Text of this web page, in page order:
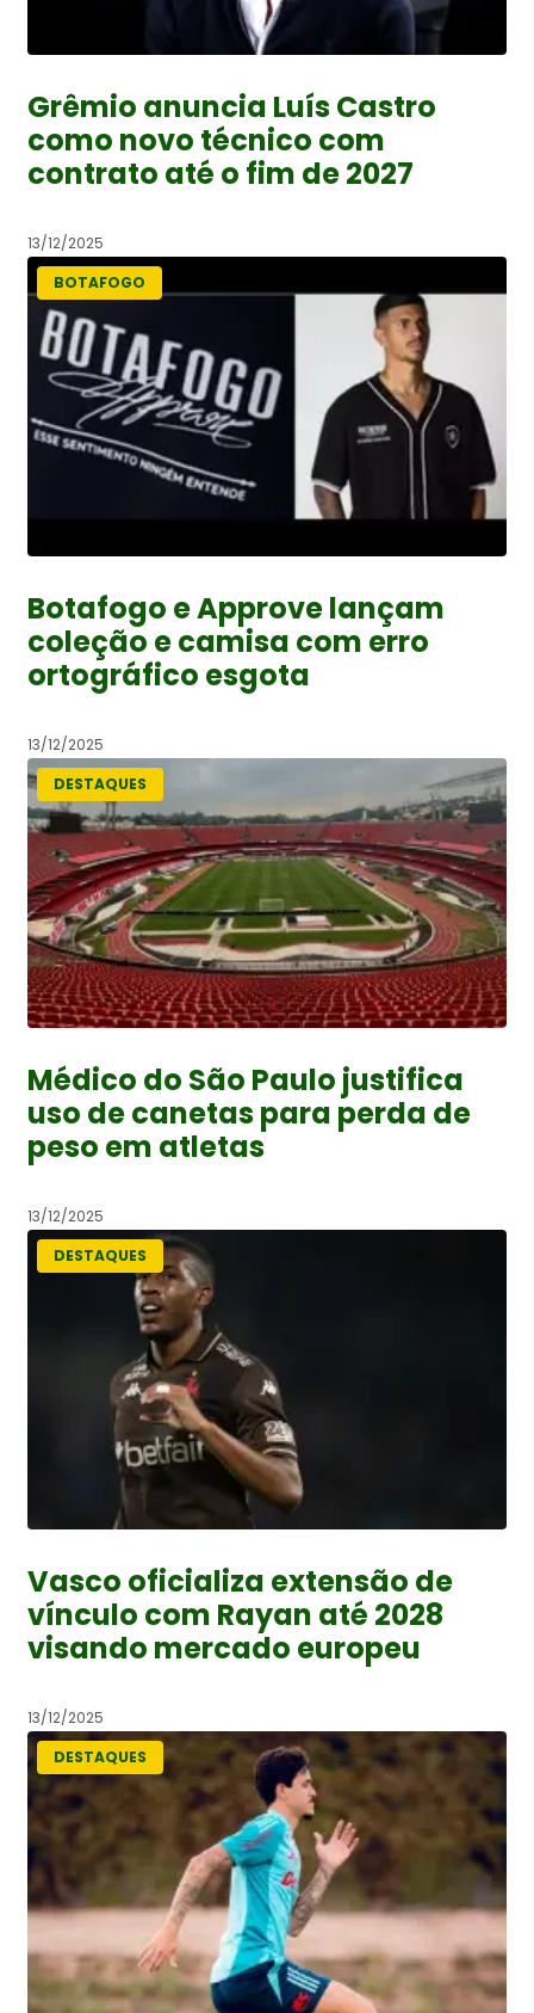
Grêmio anuncia Luís Castro
como novo técnico com
contrato até o fim de 2027
13/12/2025
BOTAFOGO
Botafogo e Approve lançam
coleção e camisa com erro
ortográfico esgota
13/12/2025
DESTAQUES
Médico do São Paulo justifica
uso de canetas para perda de
peso em atletas
13/12/2025
DESTAQUES
Vasco oficializa extensão de
vínculo com Rayan até 2028
visando mercado europeu
13/12/2025
DESTAQUES